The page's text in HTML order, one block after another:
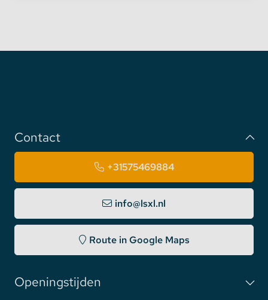
Contact
+31575469884
info@lsxl.nl
Route in Google Maps
Openingstijden